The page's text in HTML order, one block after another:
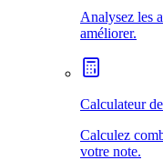
Analysez les
améliorer.
Calculateur
Calculez
votre note.